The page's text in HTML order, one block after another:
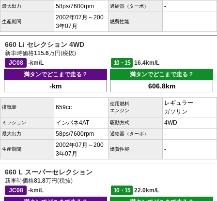
最大出力 58ps/7600rpm 過給器（ターボ） -
生産期間
2002年07月～200
3年07月
燃費性能 -
660 Li セレクション 4WD
新車時価格115.6万円(税抜)
JC08
-km/L 10・15
16.4km/L
満タンでどこまで走る？
-km
満タンでどこまで走る？
606.8km
排気量 659cc
使用燃料
エンジン
レギュラー
ガソリン
ミッション インパネ4AT 駆動方式 4WD
最大出力 58ps/7600rpm 過給器（ターボ） -
生産期間
2002年07月～200
3年07月
燃費性能 -
660 L スーパーセレクション
新車時価格81.8万円(税抜)
JC08
-km/L 10・15
22.0km/L